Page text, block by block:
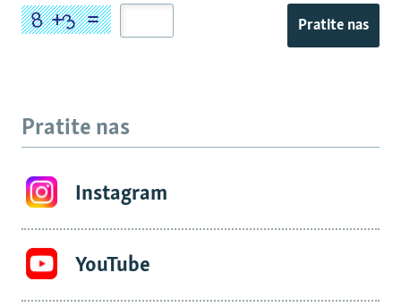
Pratite nas
Pratite nas
Instagram
YouTube